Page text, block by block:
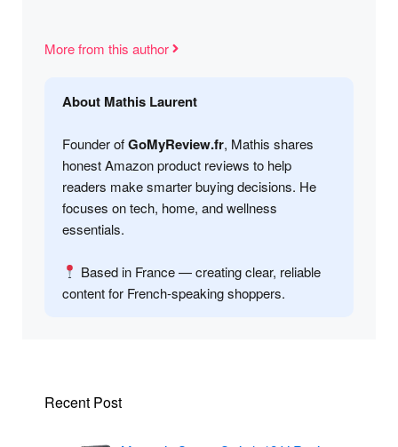
More from this author
About Mathis Laurent
Founder ofGoMyReview.fr, Mathis shares
honest Amazon product reviews to help
readers make smarter buying decisions. He
focuses on tech, home, and wellness
essentials.
Based in France — creating clear, reliable
content for French-speaking shoppers.
Recent Post